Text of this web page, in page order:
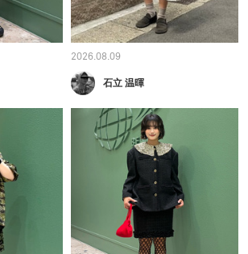
2026.08.09
石立 温暉